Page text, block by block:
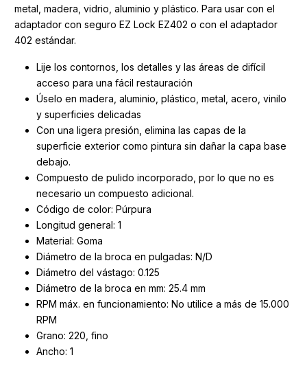
metal, madera, vidrio, aluminio y plástico. Para usar con el
adaptador con seguro EZ Lock EZ402 o con el adaptador
402 estándar.
Lije los contornos, los detalles y las áreas de difícil
acceso para una fácil restauración
Úselo en madera, aluminio, plástico, metal, acero, vinilo
y superficies delicadas
Con una ligera presión, elimina las capas de la
superficie exterior como pintura sin dañar la capa base
debajo.
Compuesto de pulido incorporado, por lo que no es
necesario un compuesto adicional.
Código de color: Púrpura
Longitud general: 1
Material: Goma
Diámetro de la broca en pulgadas: N/D
Diámetro del vástago: 0.125
Diámetro de la broca en mm: 25.4 mm
RPM máx. en funcionamiento: No utilice a más de 15.000
RPM
Grano: 220, fino
Ancho: 1